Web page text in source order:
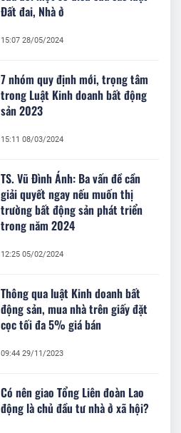
Đất đai, Nhà ở
15:07 28/05/2024
7 nhóm quy định mới, trọng tâm
trong Luật Kinh doanh bất động
sản 2023
15:11 08/03/2024
TS. Vũ Đình Ánh: Ba vấn đề cần
giải quyết ngay nếu muốn thị
trường bất động sản phát triển
trong năm 2024
12:25 05/02/2024
Thông qua luật Kinh doanh bất
động sản, mua nhà trên giấy đặt
cọc tối đa 5% giá bán
09:44 29/11/2023
Có nên giao Tổng Liên đoàn Lao
động là chủ đầu tư nhà ở xã hội?